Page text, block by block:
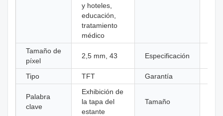
y hoteles,
educación,
tratamiento
médico
Tamaño de
píxel
2,5 mm, 43 Especificación
Tipo
TFT Garantía
Palabra
clave
Exhibición de
la tapa del
estante
Tamaño